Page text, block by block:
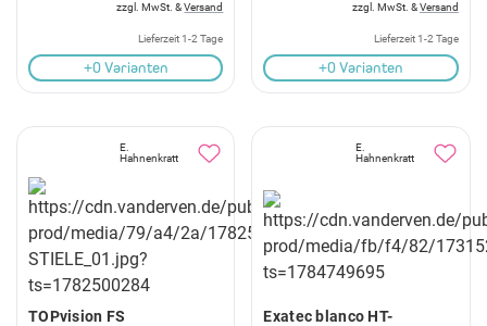
zzgl. MwSt. &Versand
Lieferzeit 1-2 Tage
+0 Varianten
zzgl. MwSt. &Versand
Lieferzeit 1-2 Tage
+0 Varianten
E.
Hahnenkratt
TOPvision FS
E.
Hahnenkratt
Exatec blanco HT-